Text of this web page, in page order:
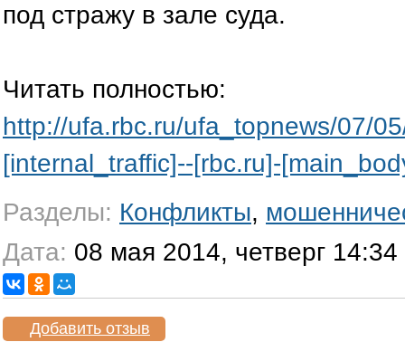
под стражу в зале суда.
Читать полностью:
http://ufa.rbc.ru/ufa_topnews/07/
[internal_traffic]--[rbc.ru]-
Разделы: Конфликты,
Дата: 08 мая 2014, четверг 14:34
Добавить отзыв